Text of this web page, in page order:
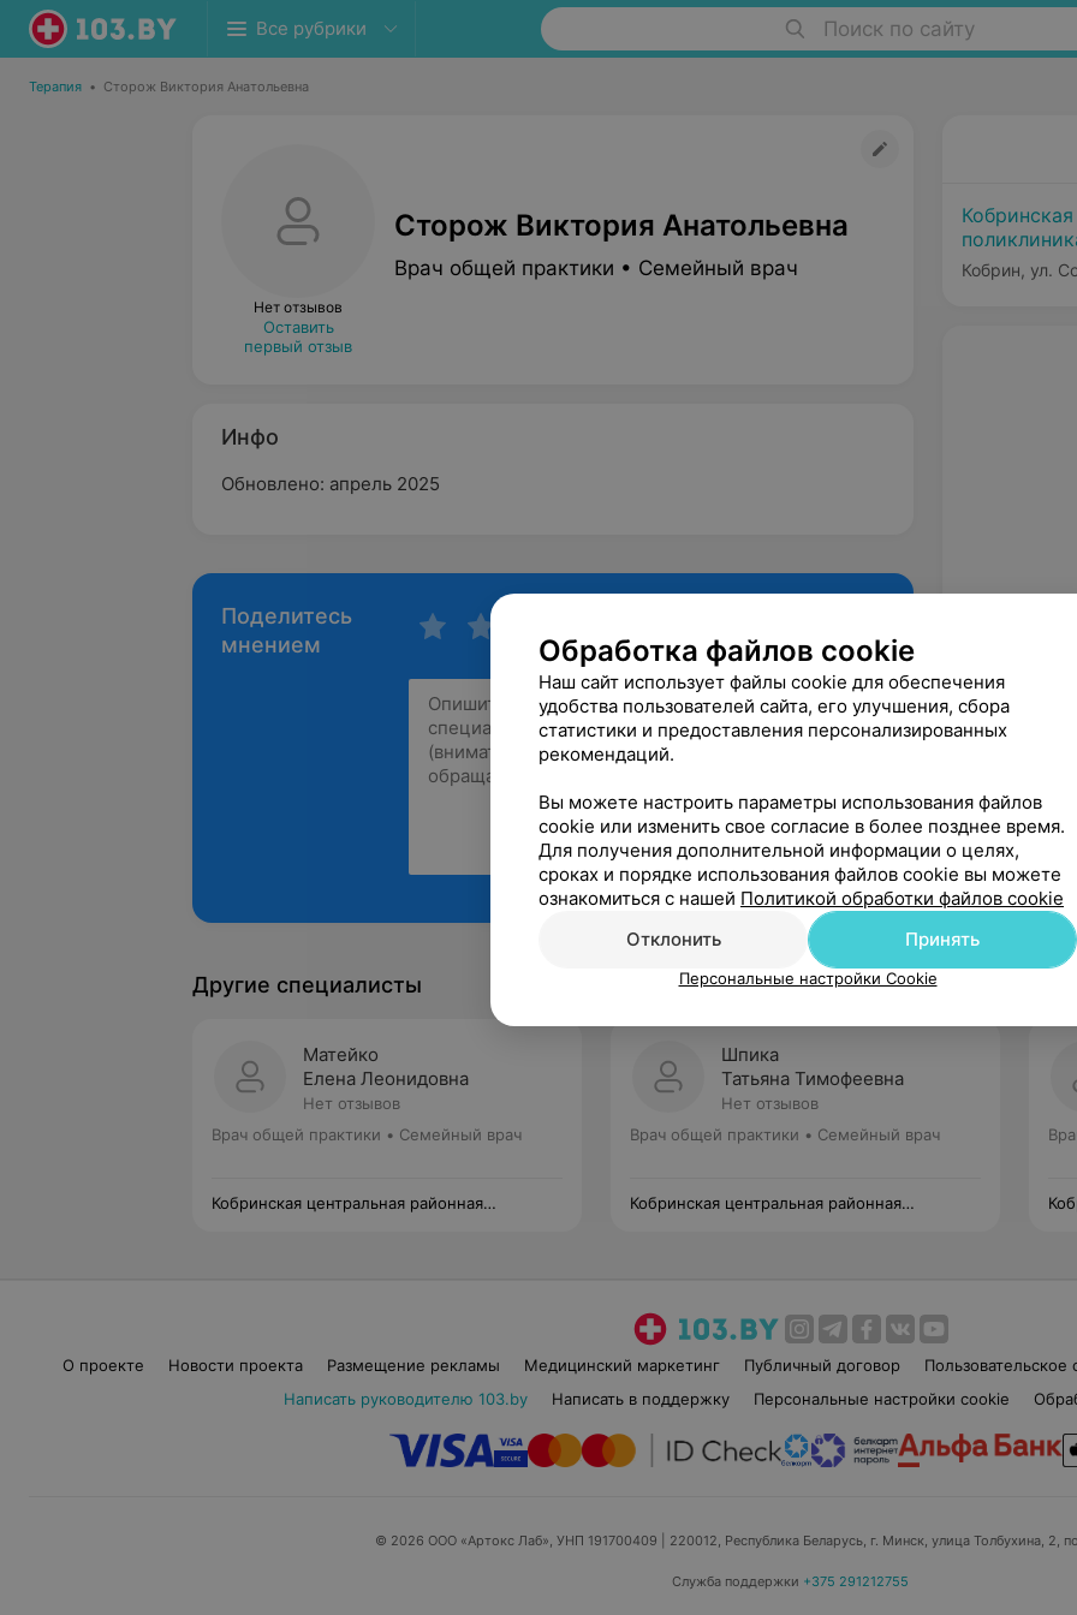
Все рубрики Поиск по сайту
Терапия • Сторож Виктория Анатольевна
Нет отзывов
Оставить
первый отзыв
Сторож Виктория Анатольевна
Врач общей практики • Семейный врач
Инфо
Обновлено: апрель 2025
Поделитесь
мнением
Рекомендую
Кобрин, ул.
Другие специалисты
Матейко
Елена Леонидовна
Нет отзывов
Врач общей практики • Семейный врач
Кобринская центральная районная
Шпика
Татьяна Тимофеевна
Нет отзывов
Врач общей практики • Семейный врач
Кобринская центральная районная
О проекте Новости проекта Размещение рекламы Медицинский маркетинг Публичный договор Пользовательское
Написать руководителю 103.by
Написать в поддержку Персональные настройки cookie
© 2026 ООО «Артокс Лаб», УНП 191700409 | 220012, Республика Беларусь, г. Минск, улица Толбухина, 2,
Служба поддержки +375 291212755
Обработка файлов cookie
Наш сайт использует файлы cookie для обеспечения
удобства пользователей сайта, его улучшения, сбора
статистики и предоставления персонализированных
рекомендаций.
Вы можете настроить параметры использования файлов
cookie или изменить свое согласие в более позднее время.
Для получения дополнительной информации о целях,
сроках и порядке использования файлов cookie вы можете
ознакомиться с нашей Политикой обработки файлов cookie
Отклонить
Принять
Персональные настройки Cookie